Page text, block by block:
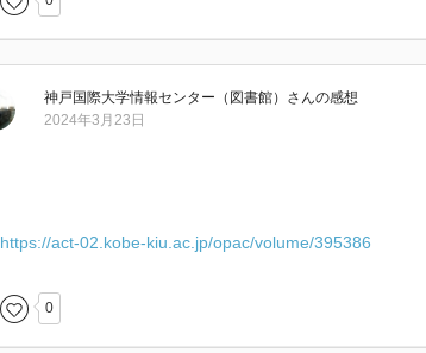
神戸国際大学情報センター（図書館） さんの感想
2024年3月23日
https://act-02.kobe-kiu.ac.jp/opac/volume/395386
0